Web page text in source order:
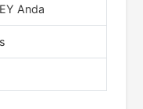
Anda